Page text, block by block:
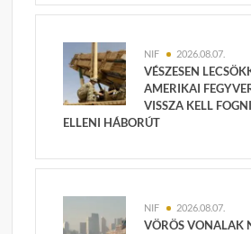
NIF 2026.08.07.
VÉSZESEN
AMERIKAI
VISSZA KELL
ELLENI HÁBORÚT
NIF 2026.08.07.
VÖRÖS VONALAK